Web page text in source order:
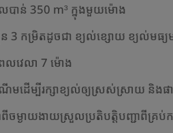
ាន់ 350 m³ ក្នុងមួយម៉ោង
3 កម្រិតដូចជា ខ្យល់ខ្សោយ ខ្យល់មធ្យ
វេលា 7 ម៉ោង
មដើម្បីរក្សាខ្យល់ឲ្យស្រស់ស្រាយ និង
ចម្ងាយងាយស្រួលប្រតិបត្តិបញ្ជាពីគ្រប់ក